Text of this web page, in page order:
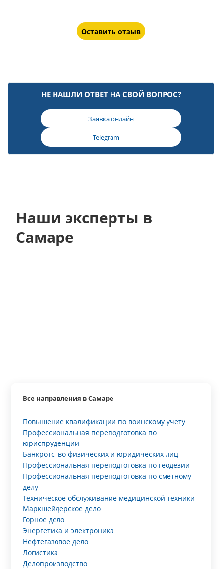
Оставить отзыв
НЕ НАШЛИ ОТВЕТ НА СВОЙ ВОПРОС?
Заявка онлайн
Telegram
Наши эксперты в
Самаре
Все направления в Самаре
Повышение квалификации по воинскому учету
Профессиональная переподготовка по
юриспруденции
Банкротство физических и юридических лиц
Профессиональная переподготовка по геодезии
Профессиональная переподготовка по сметному
делу
Техническое обслуживание медицинской техники
Маркшейдерское дело
Горное дело
Энергетика и электроника
Нефтегазовое дело
Логистика
Делопроизводство